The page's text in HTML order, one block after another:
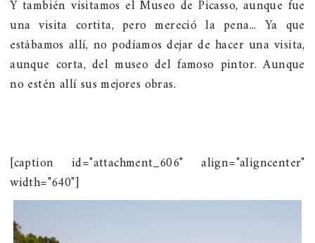
Y también visitamos el Museo de Picasso, aunque fue
una visita cortita, pero mereció la pena... Ya que
estábamos allí, no podíamos dejar de hacer una visita,
aunque corta, del museo del famoso pintor. Aunque
no estén allí sus mejores obras.
[caption id="attachment_606" align="aligncenter"
width="640"]